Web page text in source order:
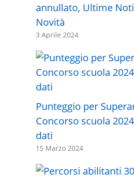
annullato, Ultime
Novità
3 Aprile 2024
Punteggio per
Concorso scuola
dati
15 Marzo 2024